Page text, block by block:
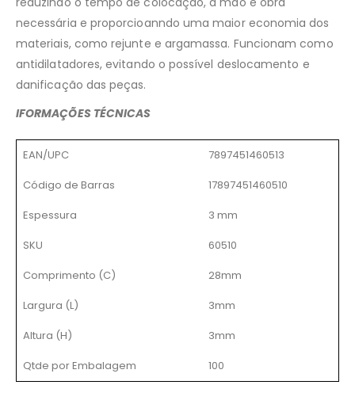
necessária e proporcioanndo uma maior economia dos
materiais, como rejunte e argamassa. Funcionam como
antidilatadores, evitando o possível deslocamento e
danificação das peças.
IFORMAÇÕES TÉCNICAS
EAN/UPC
7897451460513
Código de Barras
17897451460510
Espessura
3 mm
SKU
60510
Comprimento (C)
28mm
Largura (L)
3mm
Altura (H)
3mm
Qtde por Embalagem
100